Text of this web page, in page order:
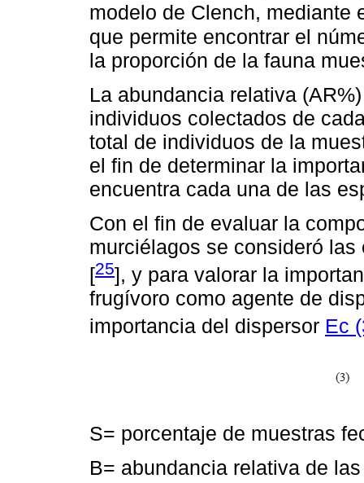
modelo de Clench, mediante
que permite encontrar el
la proporción de la fauna
La abundancia relativa
individuos colectados de
total de individuos de la
el fin de determinar la
encuentra cada una de las
Con el fin de evaluar la
murciélagos se consideró
[25], y para valorar la
frugívoro como agente de
importancia del dispersor Ec
S= porcentaje de muestras
B= abundancia relativa de